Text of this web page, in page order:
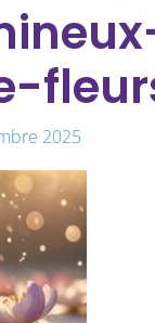
2025